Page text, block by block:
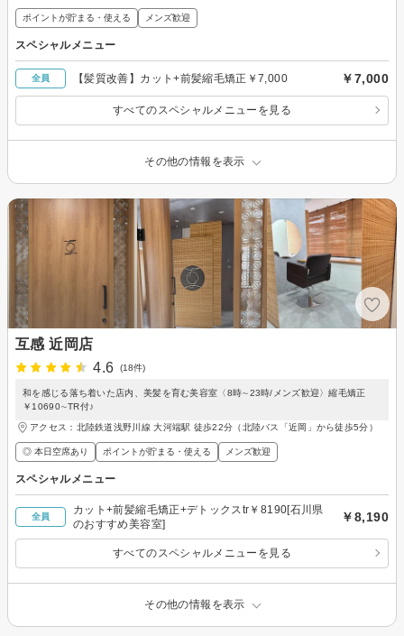
ポイントが貯まる・使える メンズ歓迎
スペシャルメニュー
全員 【髪質改善】カット+前髪縮毛矯正￥7,000 ￥7,000
すべてのスペシャルメニューを見る
その他の情報を表示
互感 近岡店
4.6
(18件)
和を感じる落ち着いた店内、美髪を育む美容室〈8時∼23時/メンズ歓迎〉縮毛矯正
￥10690∼TR付♪
アクセス：北陸鉄道浅野川線 大河端駅 徒歩22分（北陸バス「近岡」から徒歩5分）
◎ 本日空席あり ポイントが貯まる・使える メンズ歓迎
スペシャルメニュー
全員
カット+前髪縮毛矯正+デトックスtr￥8190[石川県
のおすすめ美容室]
￥8,190
すべてのスペシャルメニューを見る
その他の情報を表示